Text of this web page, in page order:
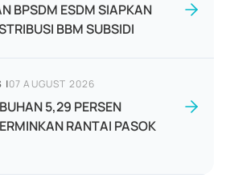
BPSDM ESDM SIAPKAN
BBM SUBSIDI
|07 AUGUST 2026
5,29 PERSEN
RANTAI PASOK